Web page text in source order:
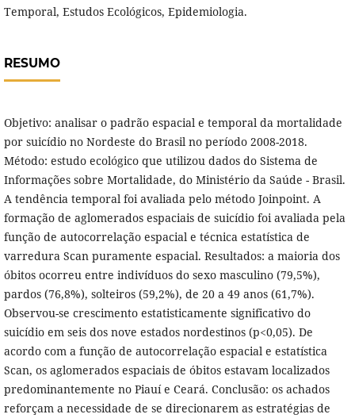
Temporal, Estudos Ecológicos, Epidemiologia.
RESUMO
Objetivo: analisar o padrão espacial e temporal da mortalidade
por suicídio no Nordeste do Brasil no período 2008-2018.
Método: estudo ecológico que utilizou dados do Sistema de
Informações sobre Mortalidade, do Ministério da Saúde - Brasil.
A tendência temporal foi avaliada pelo método Joinpoint. A
formação de aglomerados espaciais de suicídio foi avaliada pela
função de autocorrelação espacial e técnica estatística de
varredura Scan puramente espacial. Resultados: a maioria dos
óbitos ocorreu entre indivíduos do sexo masculino (79,5%),
pardos (76,8%), solteiros (59,2%), de 20 a 49 anos (61,7%).
Observou-se crescimento estatisticamente significativo do
suicídio em seis dos nove estados nordestinos (p<0,05). De
acordo com a função de autocorrelação espacial e estatística
Scan, os aglomerados espaciais de óbitos estavam localizados
predominantemente no Piauí e Ceará. Conclusão: os achados
reforçam a necessidade de se direcionarem as estratégias de